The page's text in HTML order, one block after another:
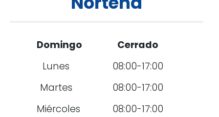
Domingo
Cerrado
Lunes
08:00-17:00
Martes
08:00-17:00
Miércoles
08:00-17:00